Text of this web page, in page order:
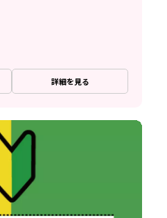
詳細を見る